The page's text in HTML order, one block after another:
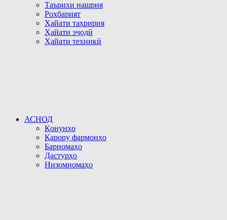
Таърихи нашрия
Роҳбарият
Ҳайати таҳририя
Ҳайати эҷодӣ
Ҳайати техникӣ
АСНОД
Қонунҳо
Қарору фармонҳо
Барномаҳо
Дастурҳо
Низомномаҳо